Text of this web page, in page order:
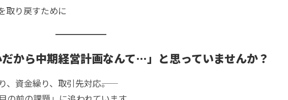
取り戻すために
から中期経営計画なんて…」と思っていませんか？
資金繰り、取引先対応――。